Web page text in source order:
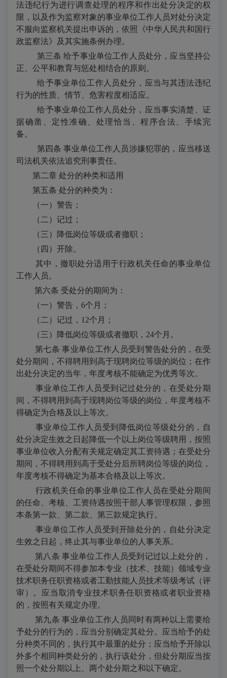
法违纪行为进行调查处理的程序和作出处分决定的权
限，以及作为监察对象的事业单位工作人员对处分决定
不服向监察机关提出申诉的，依照《中华人民共和国行
政监察法》及其实施条例办理。
第三条 给予事业单位工作人员处分，应当坚持公
正、公平和教育与惩处相结合的原则。
给予事业单位工作人员处分，应当与其违法违纪
行为的性质、情节、危害程度相适应。
给予事业单位工作人员处分，应当事实清楚、证
据确凿、定性准确、处理恰当、程序合法、手续完
备。
第四条 事业单位工作人员涉嫌犯罪的，应当移送
司法机关依法追究刑事责任。
第二章 处分的种类和适用
第五条 处分的种类为：
（一）警告；
（二）记过；
（三）降低岗位等级或者撤职；
（四）开除。
其中，撤职处分适用于行政机关任命的事业单位
工作人员。
第六条 受处分的期间为：
（一）警告， 6个月；
（二）记过， 12个月；
（三）降低岗位等级或者撤职， 24个月。
第七条 事业单位工作人员受到警告处分的，在受
处分期间，不得聘用到高于现聘岗位等级的岗位；在作
出处分决定的当年，年度考核不能确定为优秀等次。
事业单位工作人员受到记过处分的，在受处分期
间，不得聘用到高于现聘岗位等级的岗位，年度考核不
得确定为合格及以上等次。
事业单位工作人员受到降低岗位等级处分的，自
处分决定生效之日起降低一个以上岗位等级聘用，按照
事业单位收入分配有关规定确定其工资待遇；在受处分
期间，不得聘用到高于受处分后所聘岗位等级的岗位，
年度考核不得确定为基本合格及以上等次。
行政机关任命的事业单位工作人员在受处分期间
的任命、考核、工资待遇按照干部人事管理权限，参照
本条第一款、第二款、第三款规定执行。
事业单位工作人员受到开除处分的，自处分决定
生效之日起，终止其与事业单位的人事关系。
第八条 事业单位工作人员受到记过以上处分的，
在受处分期间不得参加本专业（技术、技能）领域专业
技术职务任职资格或者工勤技能人员技术等级考试（评
审）。应当取消专业技术职务任职资格或者职业资格
的，按照有关规定办理。
第九条 事业单位工作人员同时有两种以上需要给
予处分的行为的，应当分别确定其处分。应当给予的处
分种类不同的，执行其中最重的处分；应当给予开除以
外多个相同种类处分的，执行该处分，但处分期应当按
照一个处分期以上、两个处分期之和以下确定。